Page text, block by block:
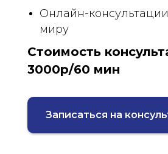
Онлайн-
миру
Стоимость
3000р/60 мин
Записаться на